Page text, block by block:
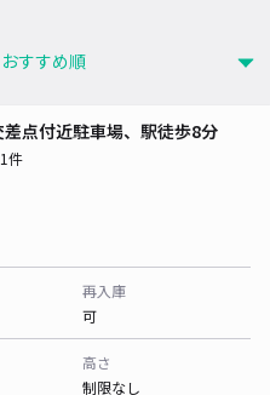
点付近駐車場、駅徒歩8分
件
再入庫
可
高さ
制限なし